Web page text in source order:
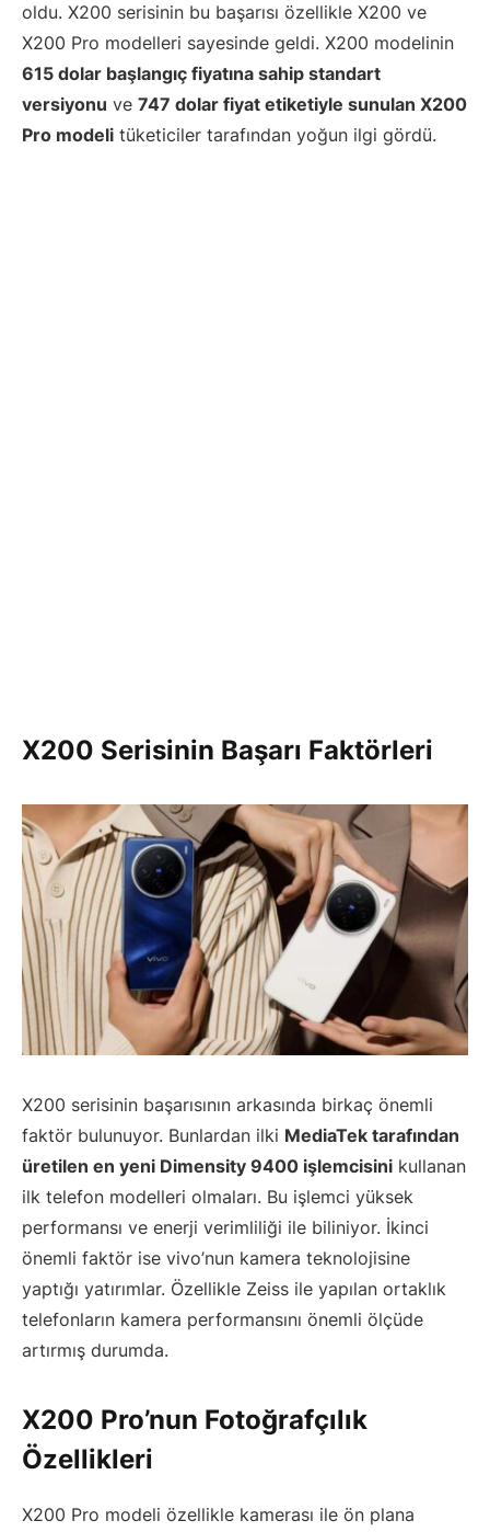
oldu. X200 serisinin bu başarısı özellikle X200 ve
X200 Pro modelleri sayesinde geldi. X200 modelinin
615 dolar başlangıç fiyatına sahip standart
versiyonu ve 747 dolar fiyat etiketiyle sunulan X200
Pro modeli tüketiciler tarafından yoğun ilgi gördü.
X200 Serisinin Başarı Faktörleri
X200 serisinin başarısının arkasında birkaç önemli
faktör bulunuyor. Bunlardan ilki MediaTek tarafından
üretilen en yeni Dimensity 9400 işlemcisini kullanan
ilk telefon modelleri olmaları. Bu işlemci yüksek
performansı ve enerji verimliliği ile biliniyor. İkinci
önemli faktör ise vivo’nun kamera teknolojisine
yaptığı yatırımlar. Özellikle Zeiss ile yapılan ortaklık
telefonların kamera performansını önemli ölçüde
artırmış durumda.
X200 Pro’nun Fotoğrafçılık
Özellikleri
X200 Pro modeli özellikle kamerası ile ön plana